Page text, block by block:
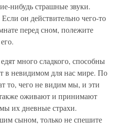
нибудь страшные звуки.
он действительно чего-то
перед сном, полежите
много сладкого, способны
в невидимом для нас мире. По
то, чего не видим мы, и эти
оживают и принимают
их дневные страхи.
сыном, только не спешите